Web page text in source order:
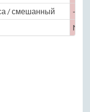
/ смешанный
— /
No